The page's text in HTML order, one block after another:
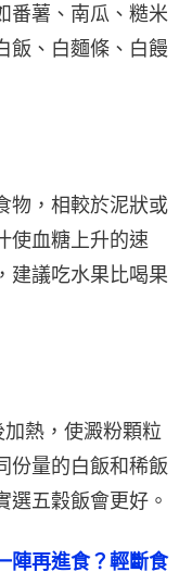
番薯、南瓜、糙米
飯、白麵條、白饅
物，相較於泥狀或
使血糖上升的速
建議吃水果比喝果
熱，使澱粉顆粒
份量的白飯和稀飯
選五穀飯會更好。
陣再進食？輕斷食